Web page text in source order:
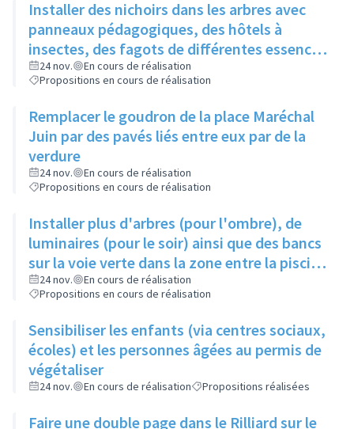
Installer des nichoirs dans les arbres avec
panneaux pédagogiques, des hôtels à
insectes, des fagots de différentes essences
pour stimuler la biodiversité sur la place du
Château à la Roue
24 nov.
En cours de réalisation
Propositions en cours de réalisation
Remplacer le goudron de la place Maréchal
Juin par des pavés liés entre eux par de la
verdure
24 nov.
En cours de réalisation
Propositions en cours de réalisation
Installer plus d'arbres (pour l'ombre), de
luminaires (pour le soir) ainsi que des bancs
sur la voie verte dans la zone entre la piscine
et la rue de l'Industrie
24 nov.
En cours de réalisation
Propositions en cours de réalisation
Sensibiliser les enfants (via centres sociaux,
écoles) et les personnes âgées au permis de
végétaliser
24 nov. En cours de réalisation Propositions réalisées
Faire une double page dans le Rilliard sur le